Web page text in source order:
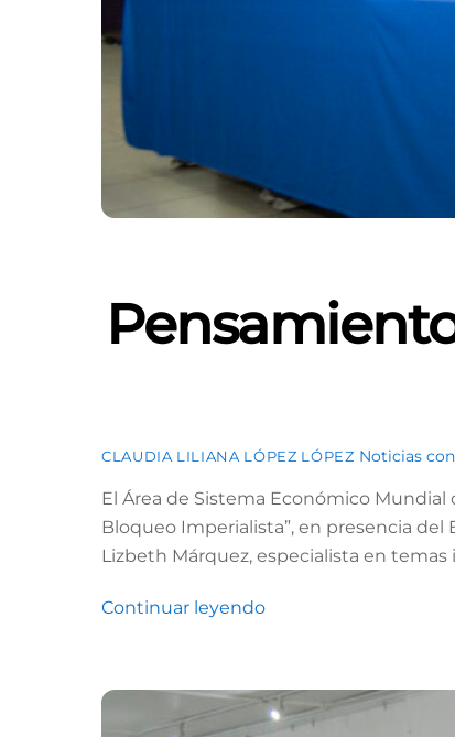
CLAUDIA LILIANA LÓPEZ LÓPEZ Noticias
El Área de Sistema Económico Mundial
Bloqueo Imperialista”, en presencia
Lizbeth Márquez, especialista en temas
Continuar leyendo